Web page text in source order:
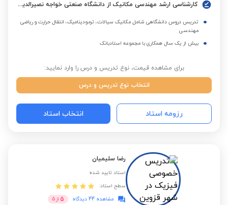
کارشناسی ارشد مهندسی مکانیک از دانشگاه صنعتی خواجه نصیرالدین طوسی
تدریس دروس دانشگاهی شامل مکانیک سیالات، ترمودینامیک، انتقال حرارت و ریاضی
مهندسی
بیش از یک سال همکاری با مجموعه استادبانک
برای مشاهده قیمت، نوع تدریس و درس را وارد نمایید:
انتخاب نوع تدریس و درس
رزومه استاد انتخاب استاد
رضا سلیمیان
استاد تایید شده
سطح استاد:
مشاهده 44 دیدگاه
5 از 5